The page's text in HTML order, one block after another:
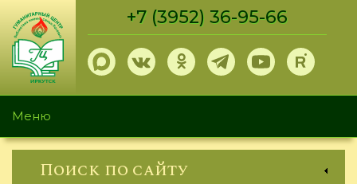
Перейти
основному
содержанию
+7 (3952) 36-95-66
Меню
Поиск по сайту